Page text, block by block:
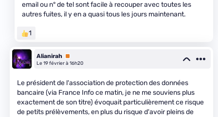
email ou n° de tel sont facile à recouper avec toutes les
autres fuites, il y en a quasi tous les jours maintenant.
1
Alianirah Premium
Le 19 février à 16h20
Le président de l'association de protection des données
bancaire (via France Info ce matin, je ne me souviens plus
exactement de son titre) évoquait particulièrement ce risque
de petits prélèvements, en plus du risque d'avoir pleins de